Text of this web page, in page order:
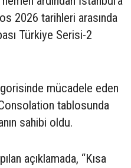
2026 tarihleri arasında
Türkiye Serisi-2
mücadele eden
tablosunda
sahibi oldu.
açıklamada, “Kısa